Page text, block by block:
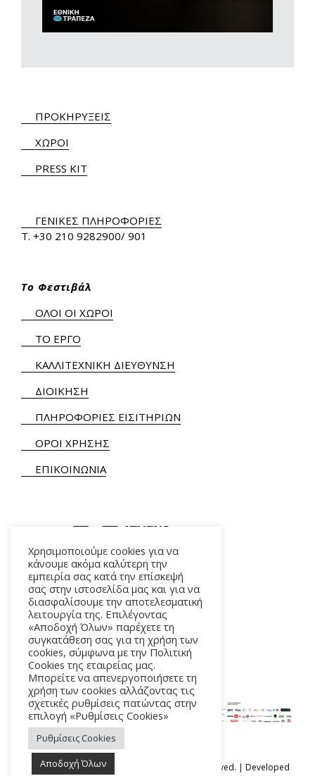
ΠΡΟΚΗΡΥΞΕΙΣ
ΧΩΡΟΙ
PRESS KIT
ΓΕΝΙΚΕΣ ΠΛΗΡΟΦΟΡΙΕΣ
Τ. +30 210 9282900/ 901
Το Φεστιβάλ
ΟΛΟΙ ΟΙ ΧΩΡΟΙ
ΤΟ ΕΡΓΟ
ΚΑΛΛΙΤΕΧΝΙΚΗ ΔΙΕΥΘΥΝΣΗ
ΔΙΟΙΚΗΣΗ
ΠΛΗΡΟΦΟΡΙΕΣ ΕΙΣΙΤΗΡΙΩΝ
ΟΡΟΙ ΧΡΗΣΗΣ
ΕΠΙΚΟΙΝΩΝΙΑ
ΑΛΚΜΗΝΗΣ 5 – 118 54 ΑΘΗΝΑ
Ⓒ Athens Epidaurus Festival 2026 All rights reserved. | Developed
Χρησιμοποιούμε cookies για να
κάνουμε ακόμα καλύτερη την
εμπειρία σας κατά την επίσκεψή
σας στην ιστοσελίδα μας και για να
διασφαλίσουμε την αποτελεσματική
λειτουργία της. Επιλέγοντας
«Αποδοχή Όλων» παρέχετε τη
συγκατάθεση σας για τη χρήση των
cookies, σύμφωνα με την Πολιτική
Cookies της εταιρείας μας.
Μπορείτε να απενεργοποιήσετε τη
χρήση των cookies αλλάζοντας τις
σχετικές ρυθμίσεις πατώντας στην
επιλογή «Ρυθμίσεις Cookies»
Ρυθμίσεις Cookies
Αποδοχή Όλων